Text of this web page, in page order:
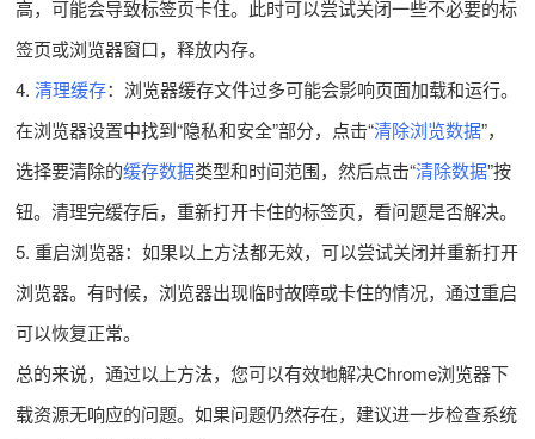
高，可能会导致标签页卡住。此时可以尝试关闭一些不必要的标
签页或浏览器窗口，释放内存。
4. 清理缓存：浏览器缓存文件过多可能会影响页面加载和运行。
在浏览器设置中找到“隐私和安全”部分，点击“清除浏览数据”，
选择要清除的缓存数据类型和时间范围，然后点击“清除数据”按
钮。清理完缓存后，重新打开卡住的标签页，看问题是否解决。
5. 重启浏览器：如果以上方法都无效，可以尝试关闭并重新打开
浏览器。有时候，浏览器出现临时故障或卡住的情况，通过重启
可以恢复正常。
总的来说，通过以上方法，您可以有效地解决Chrome浏览器下
载资源无响应的问题。如果问题仍然存在，建议进一步检查系统